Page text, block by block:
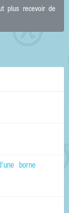
plus recevoir de
borne